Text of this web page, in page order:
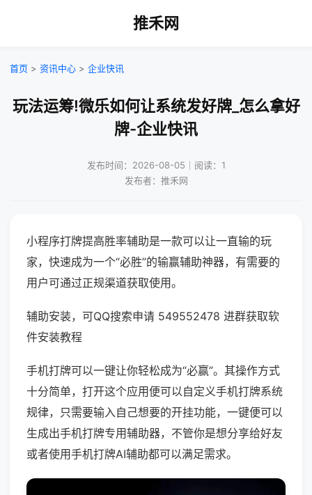
推禾网
首页 > 资讯中心 > 企业快讯
玩法运筹!微乐如何让系统发好牌_怎么拿好
牌-企业快讯
发布时间：2026-08-05｜阅读：1
发布者：推禾网
小程序打牌提高胜率辅助是一款可以让一直输的玩
家，快速成为一个“必胜”的输赢辅助神器，有需要的
用户可通过正规渠道获取使用。
辅助安装，可QQ搜索申请 549552478 进群获取软
件安装教程
手机打牌可以一键让你轻松成为“必赢”。其操作方式
十分简单，打开这个应用便可以自定义手机打牌系统
规律，只需要输入自己想要的开挂功能，一键便可以
生成出手机打牌专用辅助器，不管你是想分享给好友
或者使用手机打牌AI辅助都可以满足需求。